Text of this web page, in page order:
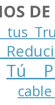
DE
tus
Tú